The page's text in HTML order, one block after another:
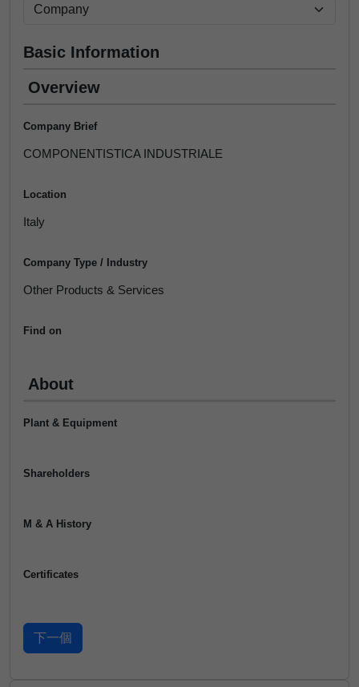
Basic Information
Overview
Company Brief
COMPONENTISTICA INDUSTRIALE
Location
Italy
Company Type / Industry
Other Products & Services
Find on
About
Plant & Equipment
Shareholders
M & A History
Certificates